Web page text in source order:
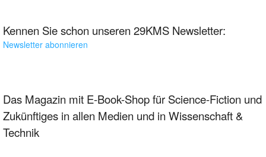
Kennen Sie schon unseren 29KMS Newsletter:
Newsletter abonnieren
Das Magazin mit E-Book-Shop für Science-Fiction und
Zukünftiges in allen Medien und in Wissenschaft &
Technik